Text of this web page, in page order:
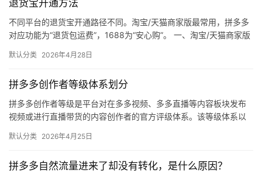
退货宝开通方法
不同平台的退货宝开通路径不同。淘宝/天猫商家版最常用，拼多多
对应功能为“退货包运费”，1688为“安心购”。 一、淘宝/天猫商家版
默认分类 2026年4月28日
拼多多创作者等级体系划分
拼多多创作者等级是平台对在多多视频、多多直播等内容板块发布
视频或进行直播带货的内容创作者的官方评级体系。该等级体系以
同等级…
默认分类 2026年4月25日
拼多多自然流量进来了却没有转化，是什么原因？